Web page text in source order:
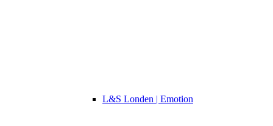
L&S Londen | Emotion